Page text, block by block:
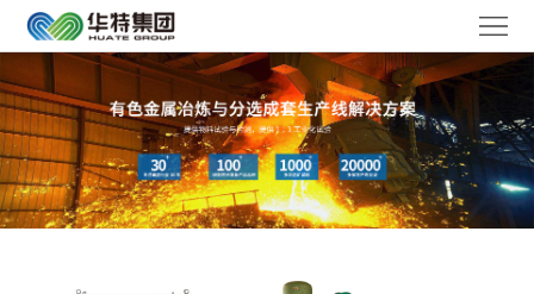
特
首
页
走
进
华
产
品
解